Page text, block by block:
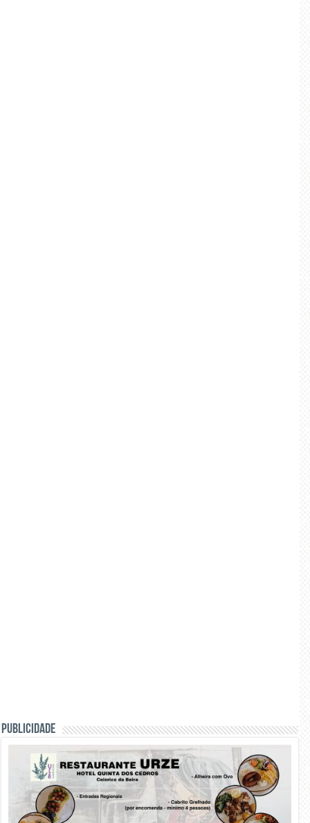
PUBLICIDADE